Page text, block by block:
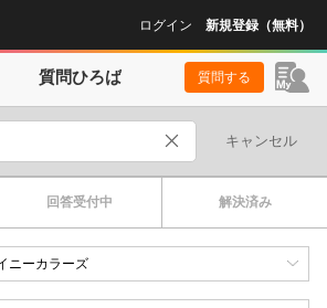
ログイン 新規登録（無料）
質問ひろば 質問する
キャンセル
回答受付中 解決済み